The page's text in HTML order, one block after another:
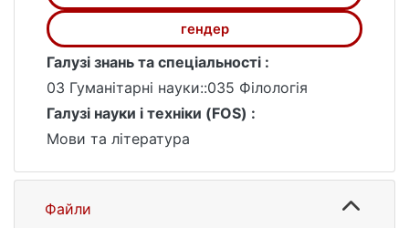
гендер
Галузі знань та спеціальності :
03 Гуманітарні науки::035 Філологія
Галузі науки і техніки (FOS) :
Мови та література
Файли